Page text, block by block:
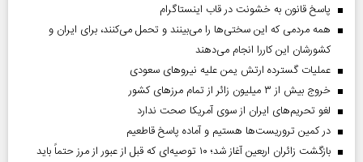
پاسخ قانون به خشونت در قاب اینستاگرام
همه مردمی که این سختی‌ها را می‌بینند و تحمل می‌کنند، برای ایران و
کشورشان این کاررا انجام می‌دهند
عملیات گسترده ارتش یمن علیه نیروهای سعودی
خروج بیش از ۳ میلیون زائر از تمام مرز‌های کشور
لغو تحریم‌های ایران از سوی آمریکا صحت ندارد
در کمین تروریست‌ها هستیم و آماده پاسخ قاطعیم
بازگشت زائران اربعین آغاز شد؛ ۱۰ توصیه‌ای که قبل از عبور از مرز حتماً باید